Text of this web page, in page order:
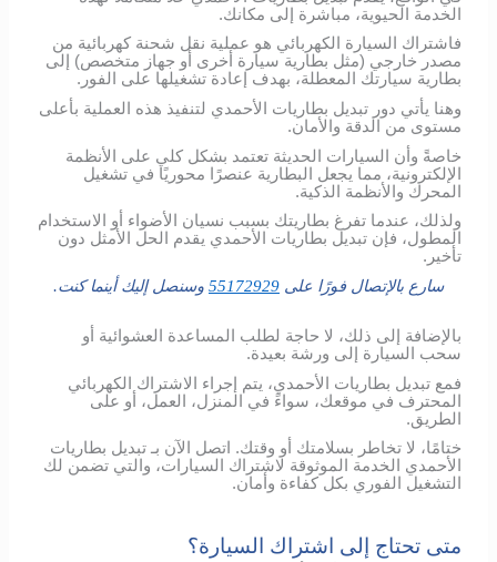
الخدمة الحيوية، مباشرة إلى مكانك.
فاشتراك السيارة الكهربائي هو عملية نقل شحنة كهربائية من
مصدر خارجي (مثل بطارية سيارة أخرى أو جهاز متخصص) إلى
بطارية سيارتك المعطلة، بهدف إعادة تشغيلها على الفور.
وهنا يأتي دور تبديل بطاريات الأحمدي لتنفيذ هذه العملية بأعلى
مستوى من الدقة والأمان.
خاصةً وأن السيارات الحديثة تعتمد بشكل كلي على الأنظمة
الإلكترونية، مما يجعل البطارية عنصرًا محوريًا في تشغيل
المحرك والأنظمة الذكية.
ولذلك، عندما تفرغ بطاريتك بسبب نسيان الأضواء أو الاستخدام
المطول، فإن تبديل بطاريات الأحمدي يقدم الحل الأمثل دون
تأخير.
سارع بالإتصال فورًا على 55172929 وسنصل إليك أينما كنت.
بالإضافة إلى ذلك، لا حاجة لطلب المساعدة العشوائية أو
سحب السيارة إلى ورشة بعيدة.
فمع تبديل بطاريات الأحمدي، يتم إجراء الاشتراك الكهربائي
المحترف في موقعك، سواءً في المنزل، العمل، أو على
الطريق.
ختامًا، لا تخاطر بسلامتك أو وقتك. اتصل الآن بـ تبديل بطاريات
الأحمدي الخدمة الموثوقة لاشتراك السيارات، والتي تضمن لك
التشغيل الفوري بكل كفاءة وأمان.
متى تحتاج إلى اشتراك السيارة؟